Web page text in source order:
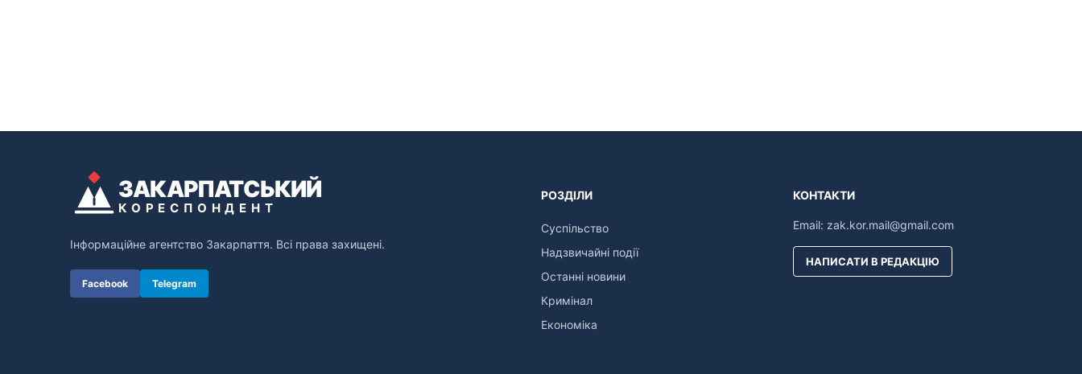
ЗАКАРПАТСЬКИЙ
КОРЕСПОНДЕНТ
Інформаційне агентство Закарпаття. Всі права захищені.
Facebook Telegram
РОЗДІЛИ
Суспільство
Надзвичайні події
Останні новини
Кримінал
Економіка
КОНТАКТИ
Email: zak.kor.mail@gmail.com
НАПИСАТИ В РЕДАКЦІЮ